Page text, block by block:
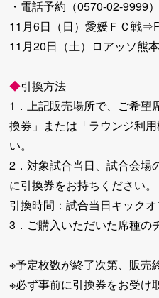
・電話予約（0570-02-9999
11月6日（日）愛媛ＦＣ戦
11月20日（土）ロアッソ熊
◆引換方法
1．上記販売場所で、ご希望
換券」または「ラウンジ利
い。
2．対象試合当日、試合会場
に引換券をお持ちください。
引換時間：試合当日キック
3．ご購入いただいた席種の
※予定枚数が終了次第、販売
※必ず事前に引換券をお受け